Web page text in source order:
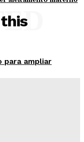
para ampliar